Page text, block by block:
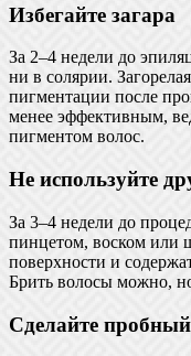
Избегайте загара
За 2–4 недели до
ни в солярии.
пигментации после
менее эффективным,
пигментом волос.
Не используйте
За 3–4 недели до
пинцетом, воском или
поверхности и
Брить волосы можно,
Сделайте пробный